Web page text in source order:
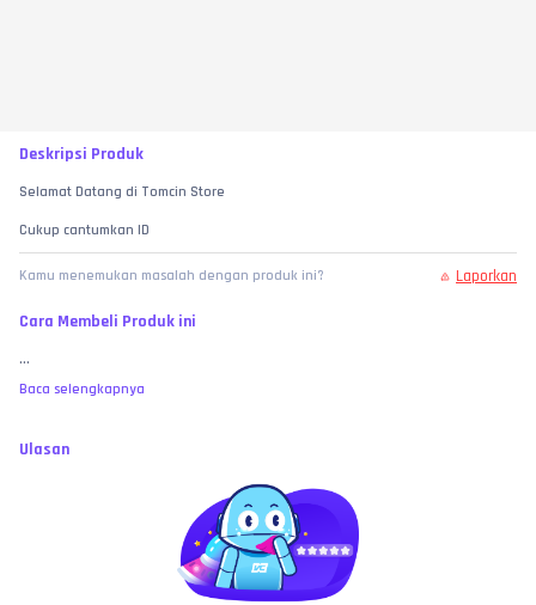
Deskripsi Produk
Selamat Datang di Tomcin Store
Cukup cantumkan ID
Kamu menemukan masalah dengan produk ini? Laporkan
Cara Membeli Produk ini
...
Baca selengkapnya
Ulasan